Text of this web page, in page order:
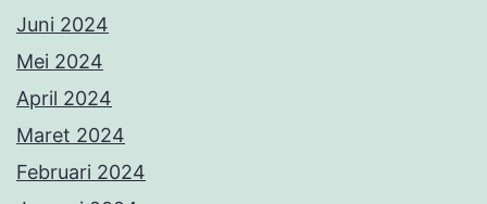
Juni 2024
Mei 2024
April 2024
Maret 2024
Februari 2024